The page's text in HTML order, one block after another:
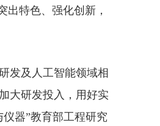
出特色、强化创新，
发及人工智能领域相
大研发投入，用好实
器”教育部工程研究